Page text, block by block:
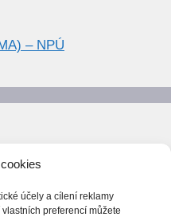
účely a cílení reklamy
preferencí můžete
– NPÚ